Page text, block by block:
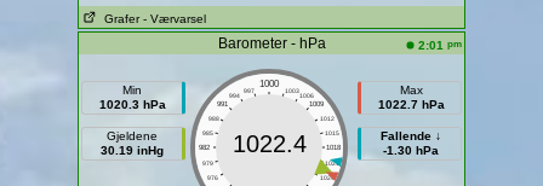
Grafer - Værvarsel
Barometer - hPa 2:01 pm
Min
1020.3 hPa
Gjeldene
30.19 inHg
1000
997 1003
994
1006
991
1009
988
1012
985
1015
982
1018
979
1021
976
1024
1022.4
Max
1022.7 hPa
Fallende ↓
-1.30 hPa